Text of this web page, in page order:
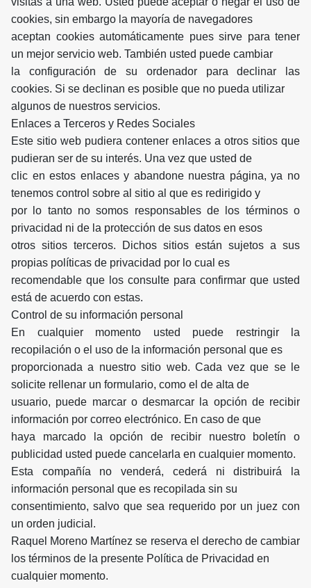
cookies, sin embargo la mayoría de navegadores
aceptan cookies automáticamente pues sirve para tener
un mejor servicio web. También usted puede cambiar
la configuración de su ordenador para declinar las
cookies. Si se declinan es posible que no pueda utilizar
algunos de nuestros servicios.
Enlaces a Terceros y Redes Sociales
Este sitio web pudiera contener enlaces a otros sitios que
pudieran ser de su interés. Una vez que usted de
clic en estos enlaces y abandone nuestra página, ya no
tenemos control sobre al sitio al que es redirigido y
por lo tanto no somos responsables de los términos o
privacidad ni de la protección de sus datos en esos
otros sitios terceros. Dichos sitios están sujetos a sus
propias políticas de privacidad por lo cual es
recomendable que los consulte para confirmar que usted
está de acuerdo con estas.
Control de su información personal
En cualquier momento usted puede restringir la
recopilación o el uso de la información personal que es
proporcionada a nuestro sitio web. Cada vez que se le
solicite rellenar un formulario, como el de alta de
usuario, puede marcar o desmarcar la opción de recibir
información por correo electrónico. En caso de que
haya marcado la opción de recibir nuestro boletín o
publicidad usted puede cancelarla en cualquier momento.
Esta compañía no venderá, cederá ni distribuirá la
información personal que es recopilada sin su
consentimiento, salvo que sea requerido por un juez con
un orden judicial.
Raquel Moreno Martínez se reserva el derecho de cambiar
los términos de la presente Política de Privacidad en
cualquier momento.